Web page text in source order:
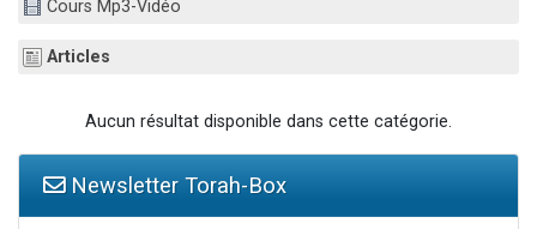
Cours Mp3-Vidéo
Articles
Aucun résultat disponible dans cette catégorie.
Newsletter Torah-Box